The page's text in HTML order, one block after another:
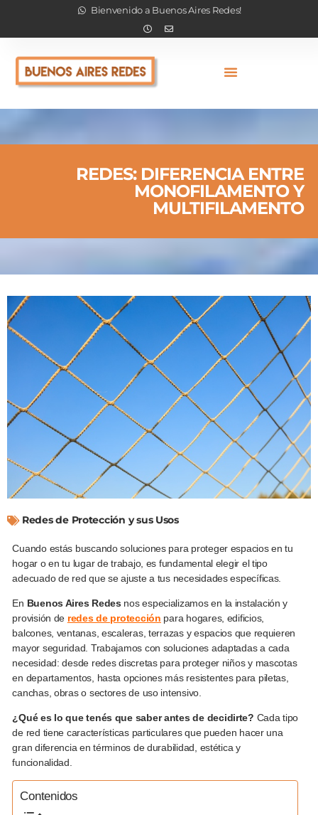
Bienvenido a Buenos Aires Redes!
REDES: DIFERENCIA ENTRE
MONOFILAMENTO Y
MULTIFILAMENTO
Redes de Protección y sus Usos
Cuando estás buscando soluciones para proteger espacios en tu
hogar o en tu lugar de trabajo, es fundamental elegir el tipo
adecuado de red que se ajuste a tus necesidades específicas.
En Buenos Aires Redes nos especializamos en la instalación y
provisión de redes de protección para hogares, edificios,
balcones, ventanas, escaleras, terrazas y espacios que requieren
mayor seguridad. Trabajamos con soluciones adaptadas a cada
necesidad: desde redes discretas para proteger niños y mascotas
en departamentos, hasta opciones más resistentes para piletas,
canchas, obras o sectores de uso intensivo.
¿Qué es lo que tenés que saber antes de decidirte? Cada tipo
de red tiene características particulares que pueden hacer una
gran diferencia en términos de durabilidad, estética y
funcionalidad.
Contenidos